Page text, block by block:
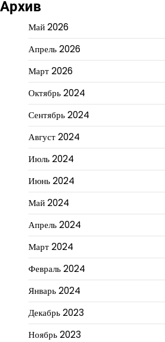
Архив
Май 2026
Апрель 2026
Март 2026
Октябрь 2024
Сентябрь 2024
Август 2024
Июль 2024
Июнь 2024
Май 2024
Апрель 2024
Март 2024
Февраль 2024
Январь 2024
Декабрь 2023
Ноябрь 2023